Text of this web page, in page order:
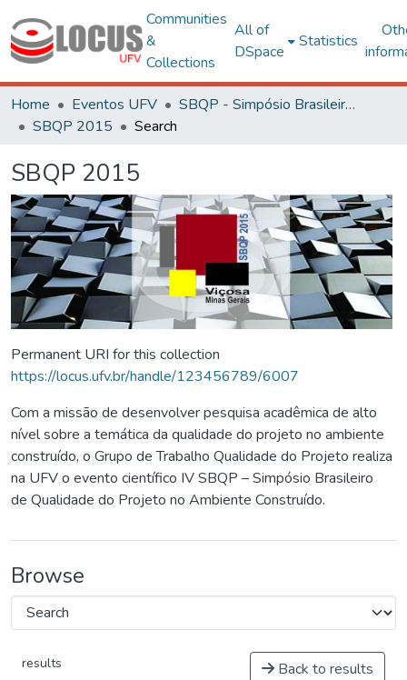
Communities
&
Collections
All of
DSpace
Statistics
Home Eventos UFV
SBQP - Simpósio Brasileiro de Qualidade do Projeto no Ambiente Construído
SBQP 2015
Search
SBQP 2015
Permanent URI for this collection
https://locus.ufv.br/handle/123456789/6007
Com a missão de desenvolver pesquisa acadêmica de alto
nível sobre a temática da qualidade do projeto no ambiente
construído, o Grupo de Trabalho Qualidade do Projeto realiza
na UFV o evento científico IV SBQP – Simpósio Brasileiro
de Qualidade do Projeto no Ambiente Construído.
Browse
results Back to results